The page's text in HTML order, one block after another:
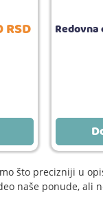
RSD Redovna
što precizniji u
naše ponude, ali